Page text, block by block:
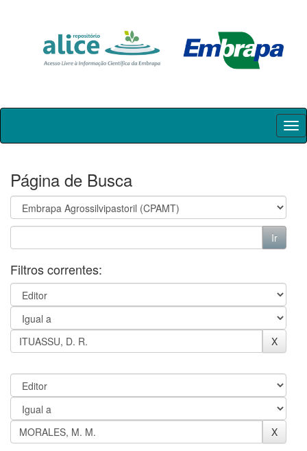
Skip
Página de Busca
Filtros correntes: